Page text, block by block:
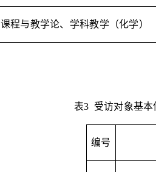
课程与教学论、学科教学（化学）
表3 受访对象基
编号